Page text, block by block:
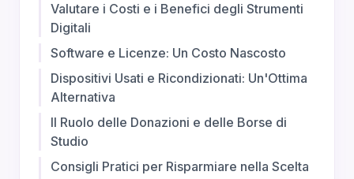
Valutare i Costi e i Benefici degli Strumenti
Digitali
Software e Licenze: Un Costo Nascosto
Dispositivi Usati e Ricondizionati: Un'Ottima
Alternativa
Il Ruolo delle Donazioni e delle Borse di
Studio
Consigli Pratici per Risparmiare nella Scelta